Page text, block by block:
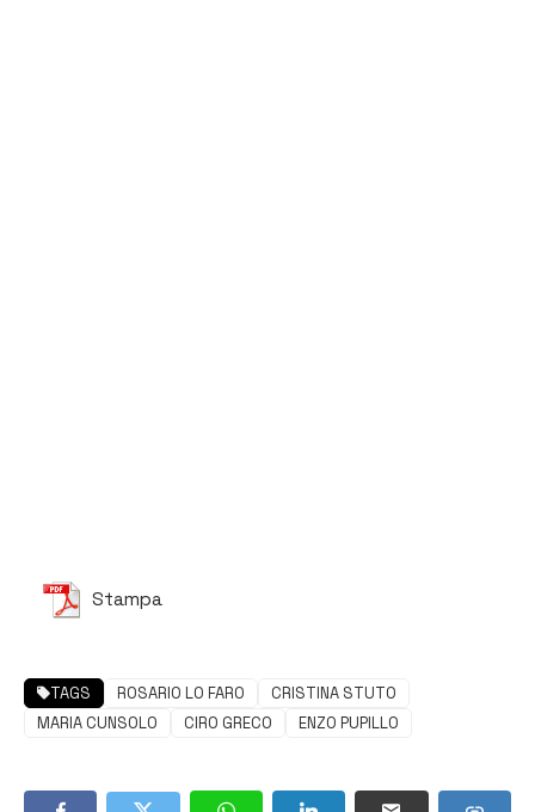
Stampa
TAGS ROSARIO LO FARO
CRISTINA STUTO
MARIA CUNSOLO
CIRO GRECO ENZO PUPILLO